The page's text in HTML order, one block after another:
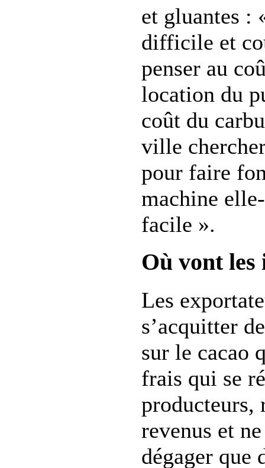
et gluantes :
difficile et
penser au
location du
coût du
ville
pour faire
machine
facile ».
Où vont les
Les
s’acquitter
sur le cacao
frais qui se
producteurs,
revenus et
dégager que